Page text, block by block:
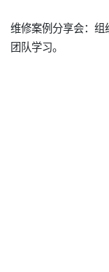
维修案例分享会：
团队学习。